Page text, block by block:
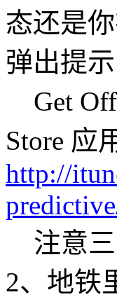
态还是
弹出提
Get Off
Store 应
http://
注意三
2、地铁